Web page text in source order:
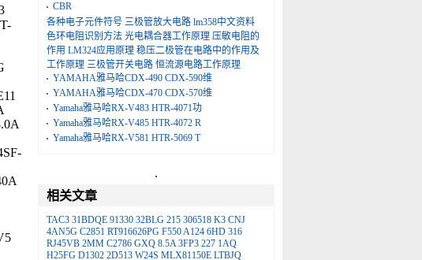
CBR
各种电子元件符号 三极管放大电路 lm358中文资料
色环电阻识别方法 光电耦合器工作原理 压敏电阻的
作用 LM324应用原理 稳压二极管在电路中的作用及
工作原理 三极管开关电路 恒流源电路工作原理
YAMAHA雅马哈CDX-490 CDX-590维
YAMAHA雅马哈CDX-470 CDX-570维
Yamaha雅马哈RX-V483 HTR-4071功
Yamaha雅马哈RX-V485 HTR-4072 R
Yamaha雅马哈RX-V581 HTR-5069 T
.
相关文章
TAC3 31BDQE 91330 32BLG 215 306518 K3 CNJ
4AN5G C2851 RT916626PG F550A124 6HD 316
RJ45VB 2MM C2786 GXQ 8.5A 3FP3 227 1AQ
H25FG D1302 2D513 W24S MLX81150E LTBJQ